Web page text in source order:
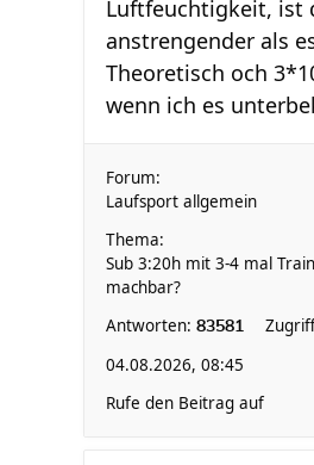
Luftfeuchtigkeit, ist
anstrengender als
Theoretisch och
wenn ich es
Forum:
Laufsport allgemein
Thema:
Sub 3:20h mit 3-4 mal
machbar?
Antworten: 83581
04.08.2026, 08:45
Rufe den Beitrag auf